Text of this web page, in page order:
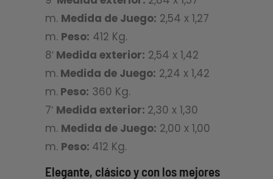
m. Medida de Juego: 2,54 x 1,27
m. Peso: 412 Kg.
8′ Medida exterior: 2,54 x 1,42
m. Medida de Juego: 2,24 x 1,42
m. Peso: 360 Kg.
7′ Medida exterior: 2,30 x 1,30
m. Medida de Juego: 2,00 x 1,00
m. Peso: 412 Kg.
Elegante, clásico y con los mejores